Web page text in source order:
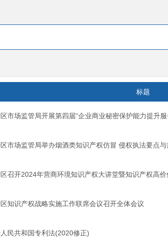
标题
市场监管局开展第四届“企业商业秘密保护能力提升服
市场监管局举办烟酒类知识产权仿冒 侵权执法要点与
召开2024年营商环境知识产权大讲堂暨知识产权高
知识产权战略实施工作联席会议召开全体会议
民共和国专利法(2020修正)